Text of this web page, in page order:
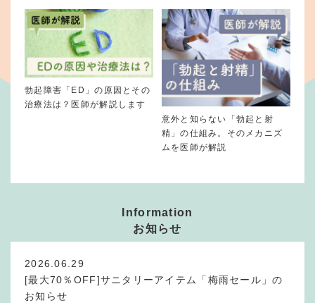
勃起障害「ED」の原因とその
治療法は？医師が解説します
意外と知らない「勃起と射
精」の仕組み。そのメカニズ
ムを医師が解説
Information
お知らせ
2026.06.29
[最大70％OFF]サニタリーアイテム「梅雨セール」の
お知らせ